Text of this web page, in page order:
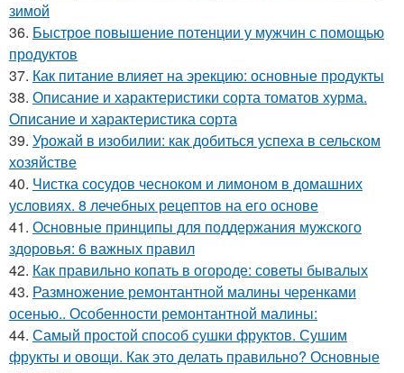
зимой
36. Быстрое повышение потенции у мужчин с помощью
продуктов
37. Как питание влияет на эрекцию: основные продукты
38. Описание и характеристики сорта томатов хурма.
Описание и характеристика сорта
39. Урожай в изобилии: как добиться успеха в сельском
хозяйстве
40. Чистка сосудов чесноком и лимоном в домашних
условиях. 8 лечебных рецептов на его основе
41. Основные принципы для поддержания мужского
здоровья: 6 важных правил
42. Как правильно копать в огороде: советы бывалых
43. Размножение ремонтантной малины черенками
осенью.. Особенности ремонтантной малины:
44. Самый простой способ сушки фруктов. Сушим
фрукты и овощи. Как это делать правильно? Основные